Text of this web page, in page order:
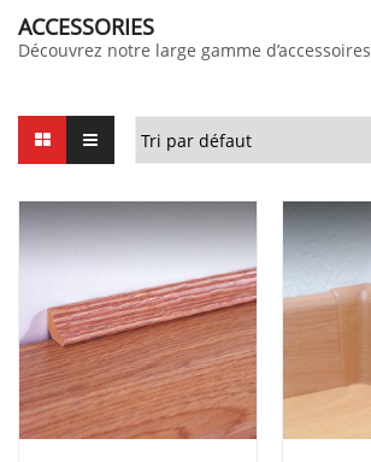
ACCESSORIES
Découvrez notre large gamme d’accessoires